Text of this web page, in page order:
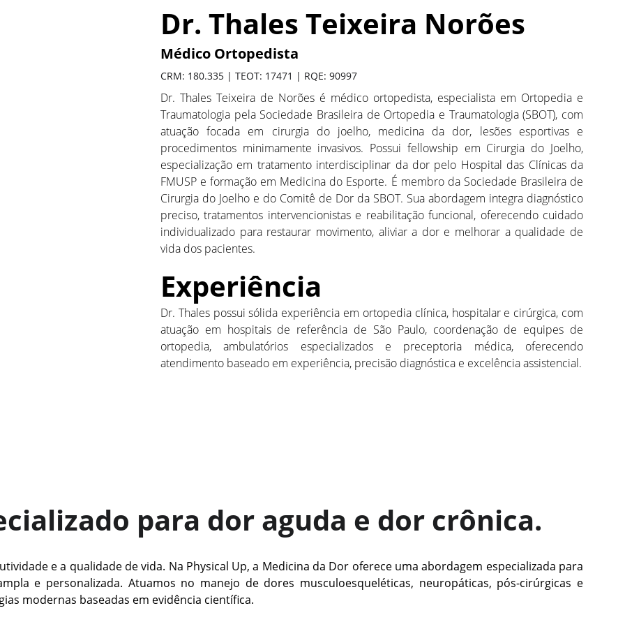
Dr. Thales Teixeira Norões
Dr. Thales Teixeira de Norões é médico ortopedista, especialista em Ortopedia e
Traumatologia pela Sociedade Brasileira de Ortopedia e Traumatologia (SBOT), com
atuação focada em cirurgia do joelho, medicina da dor, lesões esportivas e
procedimentos minimamente invasivos. Possui fellowship em Cirurgia do Joelho,
especialização em tratamento interdisciplinar da dor pelo Hospital das Clínicas da
FMUSP e formação em Medicina do Esporte. É membro da Sociedade Brasileira de
Cirurgia do Joelho e do Comitê de Dor da SBOT. Sua abordagem integra diagnóstico
preciso, tratamentos intervencionistas e reabilitação funcional, oferecendo cuidado
individualizado para restaurar movimento, aliviar a dor e melhorar a qualidade de
vida dos pacientes.
Experiência
Dr. Thales possui sólida experiência em ortopedia clínica, hospitalar e cirúrgica, com
atuação em hospitais de referência de São Paulo, coordenação de equipes de
ortopedia, ambulatórios especializados e preceptoria médica, oferecendo
atendimento baseado em experiência, precisão diagnóstica e excelência assistencial.
Médico Ortopedista
CRM: 180.335 | TEOT: 17471 | RQE: 90997
para dor aguda e dor crônica.
e a qualidade de vida. Na Physical Up, a Medicina da Dor oferece uma abordagem especializada para
e personalizada. Atuamos no manejo de dores musculoesqueléticas, neuropáticas, pós-cirúrgicas e
modernas baseadas em evidência científica.